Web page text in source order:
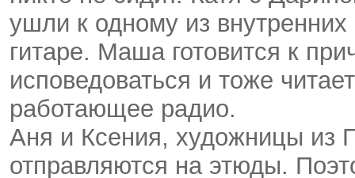
ушли к одному из
гитаре. Маша готовится к
исповедоваться и тоже
работающее радио.
Аня и Ксения, художницы из
отправляются на этюды.